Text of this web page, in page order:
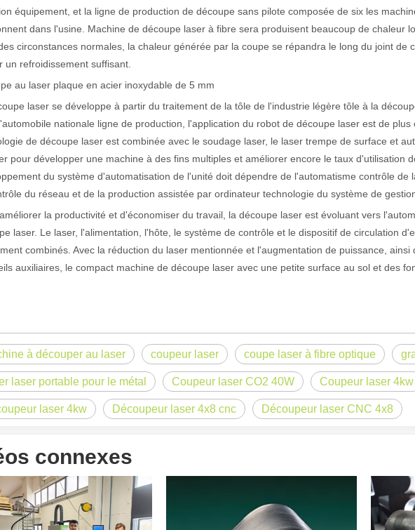
équipement, et la ligne de production de découpe sans pilote composée de six les
dans l'usine. Machine de découpe laser à fibre sera produisent beaucoup de chaleur
circonstances normales, la chaleur générée par la coupe se répandra le long du joint de
un refroidissement suffisant.
au laser plaque en acier inoxydable de 5 mm
laser se développe à partir du traitement de la tôle de l'industrie légère tôle à la
nationale ligne de production, l'application du robot de découpe laser est de plus
de découpe laser est combinée avec le soudage laser, le laser trempe de surface et
pour développer une machine à des fins multiples et améliorer encore le taux d'utilisation
du système d'automatisation de l'unité doit dépendre de l'automatisme contrôle de
du réseau et de la production assistée par ordinateur technologie du système de
la productivité et d'économiser du travail, la découpe laser est évoluant vers
laser. Le laser, l'alimentation, l'hôte, le système de contrôle et le dispositif de circulation
combinés. Avec la réduction du laser mentionnée et l'augmentation de puissance,
auxiliaires, le compact machine de découpe laser avec une petite surface au sol et des
à découper au laser coupeur laser coupe laser à fibre optique
laser portable pour le métal Coupeur laser CO2 40W Coupeur laser 4kw
laser 4kw Découpeur laser 4x8 cnc Découpeur laser CNC 4x8
connexes